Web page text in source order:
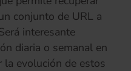
conjunto de URL a
interesante
diaria o semanal en
la evolución de estos